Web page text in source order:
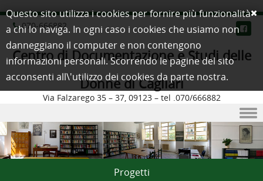
070-666882
Centro di Documentazione e Studi delle
Donne di Cagliari
Via Falzarego 35 – 37, 09123 – tel .070/666882
Skip to content
Progetti
Questo sito utilizza i cookies per fornire più funzionalità
a chi lo naviga. In ogni caso i cookies che usiamo non
danneggiano il computer e non contengono
informazioni personali. Scorrendo le pagine del sito
acconsenti all\'utilizzo dei cookies da parte nostra.